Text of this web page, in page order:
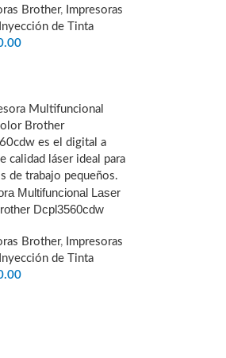
Brother, Impresoras
de Tinta
Multifuncional Laser
Dcpl3560cdw
Brother, Impresoras
de Tinta